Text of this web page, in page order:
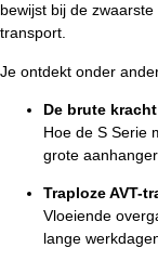
bewijst bij de
transport.
Je ontdekt onder
De brute
Hoe de S Serie
grote
Traploze AVT-
Vloeiende
lange